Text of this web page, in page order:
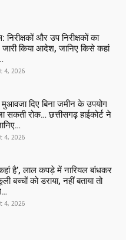
निरीक्षकों और उप निरीक्षकों का
किया आदेश, जानिए किसे कहां
4, 2026
दिए बिना जमीन के उपयोग
सकती रोक… छत्तीसगढ़ हाईकोर्ट ने
4, 2026
है’, लाल कपड़े में नारियल बांधकर
बच्चों को डराया, नहीं बताया तो
4, 2026